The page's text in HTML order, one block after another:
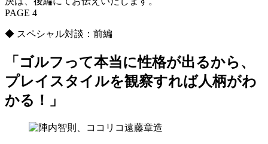
PAGE 4
◆ スペシャル対談：前編
「ゴルフって本当に性格が出るから、
プレイスタイルを観察すれば人柄がわ
かる！」